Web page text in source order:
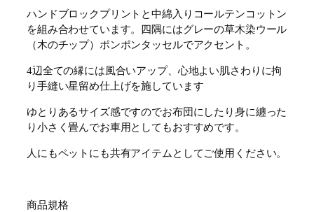
ハンドブロックプリントと中綿入りコールテンコットン
を組み合わせています。四隅にはグレーの草木染ウール
（木のチップ）ポンポンタッセルでアクセント。
4辺全ての縁には風合いアップ、心地よい肌さわりに拘
り手縫い星留め仕上げを施しています
ゆとりあるサイズ感ですのでお布団にしたり身に纏った
り小さく畳んでお車用としてもおすすめです。
人にもペットにも共有アイテムとしてご使用ください。
商品規格